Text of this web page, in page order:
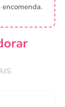
encomenda.